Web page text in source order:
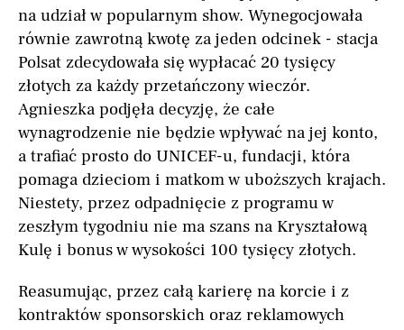
na udział w popularnym show. Wynegocjowała
równie zawrotną kwotę za jeden odcinek - stacja
Polsat zdecydowała się wypłacać 20 tysięcy
złotych za każdy przetańczony wieczór.
Agnieszka podjęła decyzję, że całe
wynagrodzenie nie będzie wpływać na jej konto,
a trafiać prosto do UNICEF-u, fundacji, która
pomaga dzieciom i matkom w uboższych krajach.
Niestety, przez odpadnięcie z programu w
zeszłym tygodniu nie ma szans na Kryształową
Kulę i bonus w wysokości 100 tysięcy złotych.
Reasumując, przez całą karierę na korcie i z
kontraktów sponsorskich oraz reklamowych